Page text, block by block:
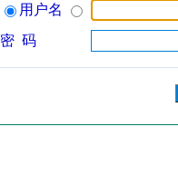
用户名
密 码